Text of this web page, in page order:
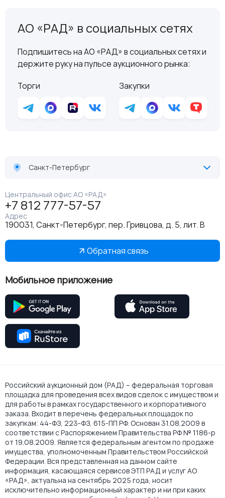
АО «РАД» в социальных сетях
Подпишитесь на АО «РАД» в социальных сетях и
держите руку на пульсе аукционного рынка:
Торги
Закупки
Санкт-Петербург
Центральный офис АО «РАД»
+7 812 777-57-57
Адрес
190031, Санкт-Петербург, пер. Гривцова, д. 5, лит. В
Обратная связь
Мобильное приложение
Российский аукционный дом (РАД) – федеральная торговая
площадка для проведения всех видов сделок с имуществом и
для работы в рамках государственного и корпоративного
заказа. Входит в перечень федеральных площадок по
закупкам: 44-ФЗ, 223-ФЗ, 615-ПП РФ. Основан 31.08.2009 в
соответствии с Распоряжением Правительства РФ № 1186-р
от 19.08.2009. Является федеральным агентом по продаже
имущества, уполномоченным Правительством Российской
Федерации. Вся представленная на данном сайте
информация, касающаяся сервисов ЭТП РАД и услуг АО
«РАД», актуальна на сентябрь 2025 года, носит
исключительно информационный характер и ни при каких